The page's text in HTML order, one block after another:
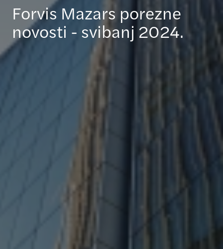
Forvis Mazars porezne
novosti - svibanj 2024.